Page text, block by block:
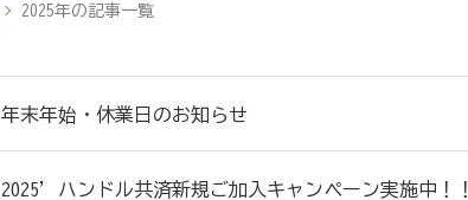
2025年の記事一覧
年末年始・休業日のお知らせ
2025’ハンドル共済新規ご加入キャンペーン実施中！！